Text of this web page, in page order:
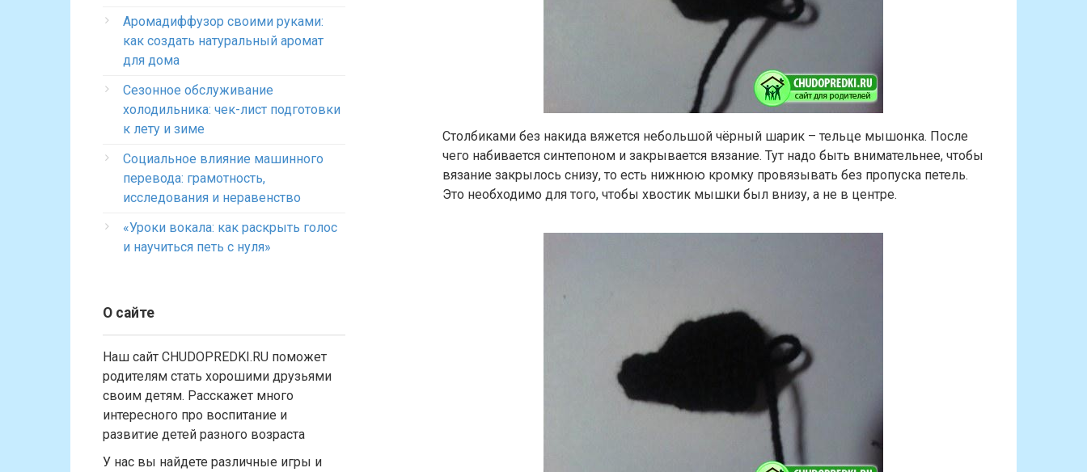
Столбиками без накида вяжется небольшой чёрный шарик – тельце мышонка. После
чего набивается синтепоном и закрывается вязание. Тут надо быть внимательнее, чтобы
вязание закрылось снизу, то есть нижнюю кромку провязывать без пропуска петель.
Это необходимо для того, чтобы хвостик мышки был внизу, а не в центре.
Аромадиффузор своими руками:
как создать натуральный аромат
для дома
Сезонное обслуживание
холодильника: чек-лист подготовки
к лету и зиме
Социальное влияние машинного
перевода: грамотность,
исследования и неравенство
«Уроки вокала: как раскрыть голос
и научиться петь с нуля»
О сайте
Наш сайт CHUDOPREDKI.RU поможет
родителям стать хорошими друзьями
своим детям. Расскажет много
интересного про воспитание и
развитие детей разного возраста
У нас вы найдете различные игры и